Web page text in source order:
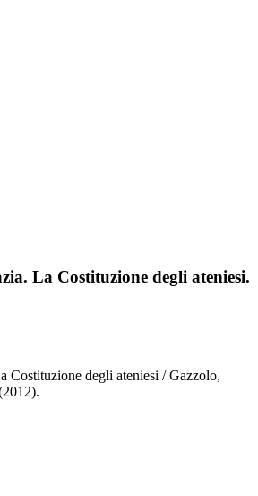
La Costituzione degli ateniesi.
Costituzione degli ateniesi / Gazzolo,